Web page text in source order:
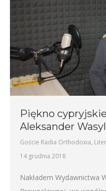
Piękno
Aleksander
Goście Radia Orthodoxia,
14 grudnia 2018
Nakładem Wydawnictwa